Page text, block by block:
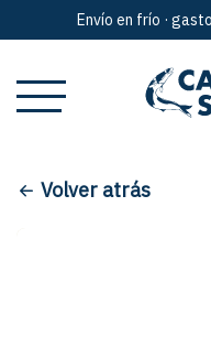
Envío en frío ·
Volver atrás